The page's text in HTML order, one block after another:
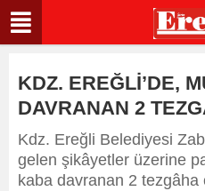
KDZ. EREĞLİ’DE,
DAVRANAN 2
Kdz. Ereğli Belediyesi
gelen şikâyetler üzerine
kaba davranan 2